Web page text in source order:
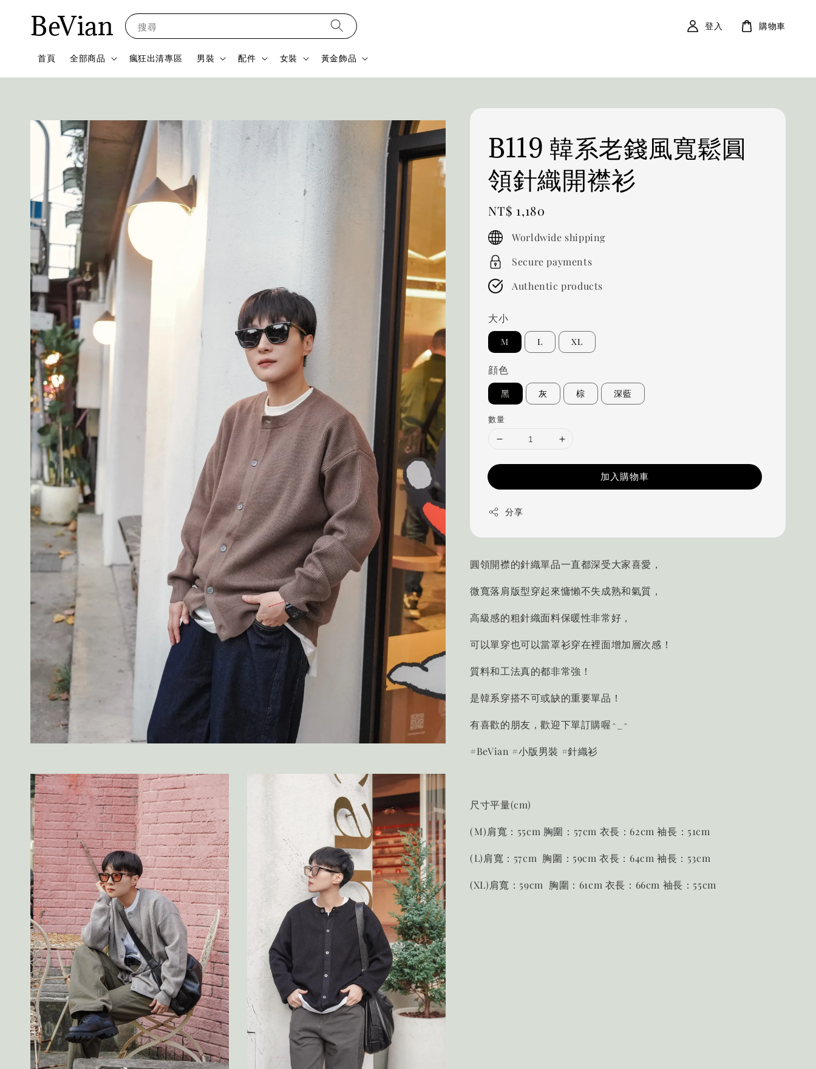
BeVian 搜尋
首頁 全部商品 瘋狂出清專區 男裝 配件 女裝 黃金飾品
登入 購物車
B119 韓系老錢風寬鬆圓
領針織開襟衫
Regular
price
NT$ 1,180
Worldwide shipping
Secure payments
Authentic products
大小
M L XL
顔色
黑 灰 棕 深藍
數量
加入購物車
分享
圓領開襟的針織單品一直都深受大家喜愛，
微寬落肩版型穿起來慵懶不失成熟和氣質，
高級感的粗針織面料保暖性非常好，
可以單穿也可以當罩衫穿在裡面增加層次感！
質料和工法真的都非常強！
是韓系穿搭不可或缺的重要單品！
有喜歡的朋友，歡迎下單訂購喔^_^
#BeVian #小版男裝 #針織衫
尺寸平量(cm)
(M)肩寬：55cm 胸圍：57cm 衣長：62cm 袖長：51cm
(L)肩寬：57cm 胸圍：59cm 衣長：64cm 袖長：53cm
(XL)肩寬：59cm 胸圍：61cm 衣長：66cm 袖長：55cm